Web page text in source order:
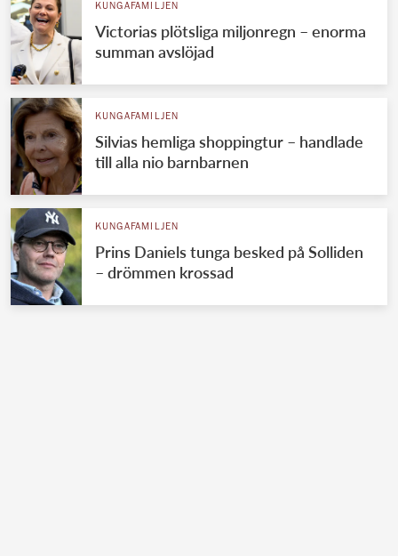
KUNGAFAMILJEN
Victorias plötsliga miljonregn – enorma
summan avslöjad
KUNGAFAMILJEN
Silvias hemliga shoppingtur – handlade
till alla nio barnbarnen
KUNGAFAMILJEN
Prins Daniels tunga besked på Solliden
– drömmen krossad